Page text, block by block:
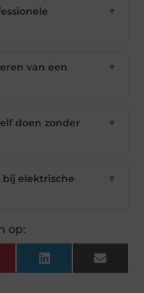
▼
van een
▼
doen zonder
▼
bij elektrische
▼
op:
LinkedIn Email